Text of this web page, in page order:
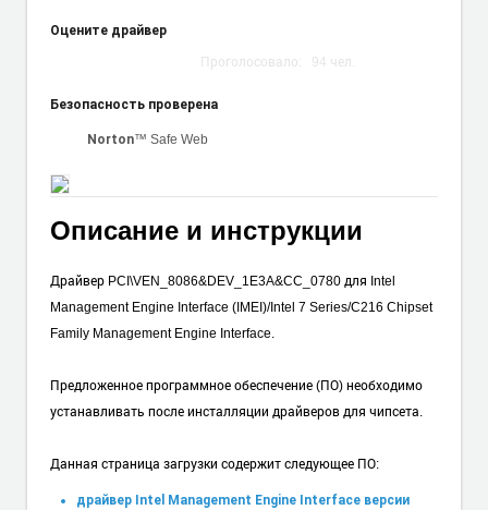
Оцените драйвер
Проголосовало: 94 чел.
Безопасность проверена
Norton™ Safe Web
Описание и инструкции
Драйвер PCI\VEN_8086&DEV_1E3A&CC_0780 для Intel
Management Engine Interface (IMEI)/Intel 7 Series/C216 Chipset
Family Management Engine Interface.
Предложенное программное обеспечение (ПО) необходимо
устанавливать после инсталляции драйверов для чипсета.
Данная страница загрузки содержит следующее ПО:
драйвер Intel Management Engine Interface версии